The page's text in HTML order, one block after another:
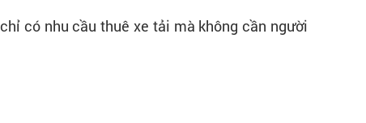
có nhu cầu thuê xe tải mà không cần người